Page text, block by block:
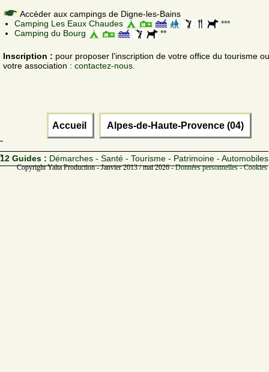
Accéder aux campings de Digne-les-Bains
Camping Les Eaux Chaudes
***
Camping du Bourg
**
Inscription : pour proposer l'inscription de votre office du tourisme
votre association : contactez-nous.
Accueil Alpes-de-Haute-Provence (04)
12 Guides : Démarches - Santé - Tourisme - Patrimoine - Automobiles
Copyright Yalta Production - Janvier 2013 / mai 2026 -Données personnelles -